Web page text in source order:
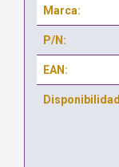
Marca:
P/N:
EAN: